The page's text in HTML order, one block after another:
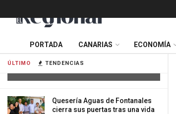
ÚLTIMO TENDENCIAS
impactar su vehículo contra una
Quesería Aguas de Fontanales
cierra sus puertas tras una vida
PORTADA CANARIAS ECONOMÍA